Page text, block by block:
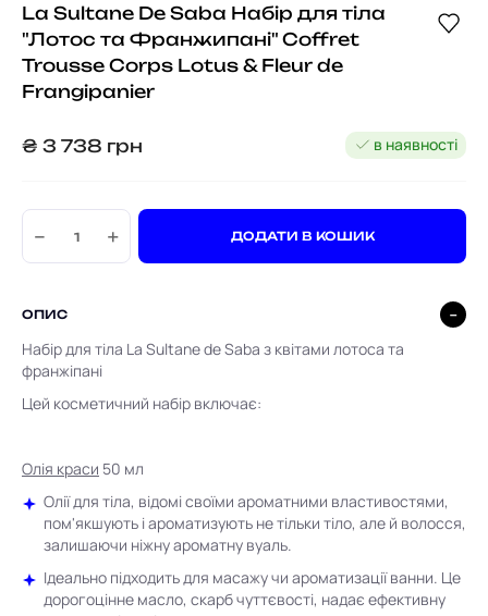
La Sultane De Saba Набір для тіла
"Лотос та Франжипані" Coffret
Trousse Corps Lotus & Fleur de
Frangipanier
₴ 3 738 грн в наявності
− + ДОДАТИ В КОШИК
ОПИС
Набір для тіла La Sultane de Saba з квітами лотоса та
франжіпані
Цей косметичний набір включає:
Олія краси 50 мл
Олії для тіла, відомі своїми ароматними властивостями,
пом'якшують і ароматизують не тільки тіло, але й волосся,
залишаючи ніжну ароматну вуаль.
Ідеально підходить для масажу чи ароматизації ванни. Це
дорогоцінне масло, скарб чуттєвості, надає ефективну